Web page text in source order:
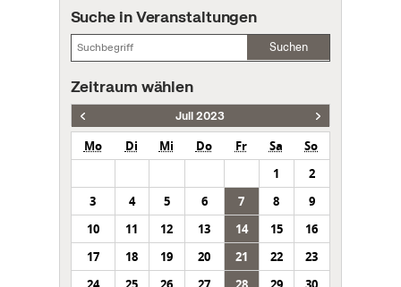
Suche in Veranstaltungen
Suchen
Zeitraum wählen
Juli 2023
Mo Di Mi Do Fr Sa
So
1
2
3
4 5 6 7 8
9
10
11 12 13 14 15
16
17
18 19 20 21 22
23